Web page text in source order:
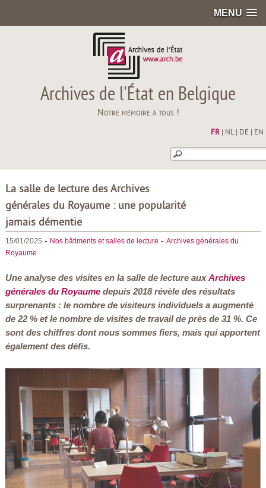
MENU
Archives de l'État en Belgique
Notre mémoire à tous !
FR| NL| DE EN
La salle de lecture des Archives
générales du Royaume : une popularité
jamais démentie
15/01/2025 - Nos bâtiments et salles de lecture - Archives générales du
Royaume
Une analyse des visites en la salle de lecture auxArchives
générales du Royaumedepuis 2018 révèle des résultats
surprenants : le nombre de visiteurs individuels a augmenté
de 22 % et le nombre de visites de travail de près de 31 %. Ce
sont des chiffres dont nous sommes fiers, mais qui apportent
également des défis.